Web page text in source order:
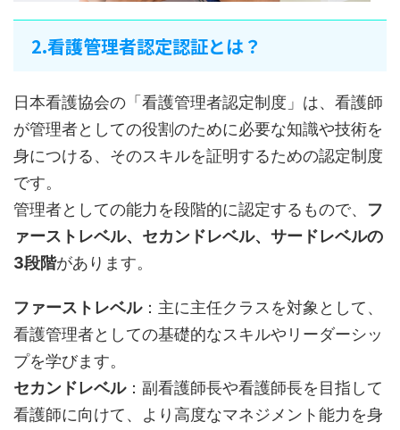
2.看護管理者認定認証とは？
日本看護協会の「看護管理者認定制度」は、看護師
が管理者としての役割のために必要な知識や技術を
身につける、そのスキルを証明するための認定制度
です。
管理者としての能力を段階的に認定するもので、 フ
ァーストレベル、セカンドレベル、サードレベルの
3段階があります。
ファーストレベル：主に主任クラスを対象として、
看護管理者としての基礎的なスキルやリーダーシッ
プを学びます。
セカンドレベル：副看護師長や看護師長を目指して
看護師に向けて、より高度なマネジメント能力を身